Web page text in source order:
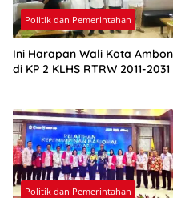
Politik dan Pemerintahan
Ini Harapan Wali Kota Ambon
di KP 2 KLHS RTRW 2011-2031
Politik dan Pemerintahan